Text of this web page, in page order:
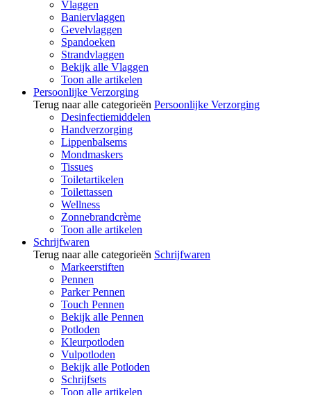
Vlaggen
Baniervlaggen
Gevelvlaggen
Spandoeken
Strandvlaggen
Bekijk alle Vlaggen
Toon alle artikelen
Persoonlijke Verzorging
Terug naar alle categorieën Persoonlijke Verzorging
Desinfectiemiddelen
Handverzorging
Lippenbalsems
Mondmaskers
Tissues
Toiletartikelen
Toilettassen
Wellness
Zonnebrandcrème
Toon alle artikelen
Schrijfwaren
Terug naar alle categorieën Schrijfwaren
Markeerstiften
Pennen
Parker Pennen
Touch Pennen
Bekijk alle Pennen
Potloden
Kleurpotloden
Vulpotloden
Bekijk alle Potloden
Schrijfsets
Toon alle artikelen